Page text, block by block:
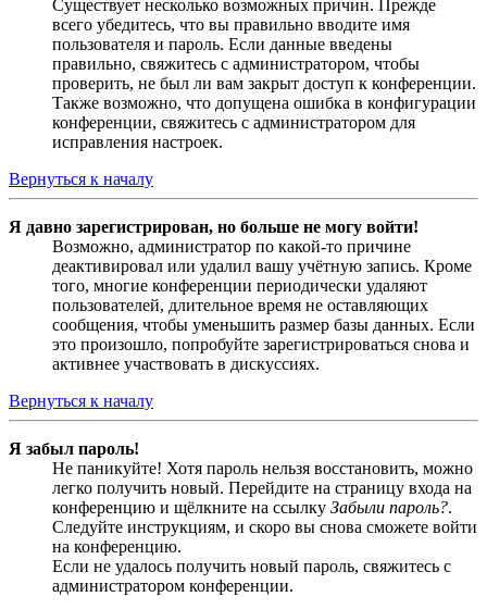
Существует несколько возможных причин. Прежде
всего убедитесь, что вы правильно вводите имя
пользователя и пароль. Если данные введены
правильно, свяжитесь с администратором, чтобы
проверить, не был ли вам закрыт доступ к конференции.
Также возможно, что допущена ошибка в конфигурации
конференции, свяжитесь с администратором для
исправления настроек.
Вернуться к началу
Я давно зарегистрирован, но больше не могу войти!
Возможно, администратор по какой-то причине
деактивировал или удалил вашу учётную запись. Кроме
того, многие конференции периодически удаляют
пользователей, длительное время не оставляющих
сообщения, чтобы уменьшить размер базы данных. Если
это произошло, попробуйте зарегистрироваться снова и
активнее участвовать в дискуссиях.
Вернуться к началу
Я забыл пароль!
Не паникуйте! Хотя пароль нельзя восстановить, можно
легко получить новый. Перейдите на страницу входа на
конференцию и щёлкните на ссылку Забыли пароль?.
Следуйте инструкциям, и скоро вы снова сможете войти
на конференцию.
Если не удалось получить новый пароль, свяжитесь с
администратором конференции.